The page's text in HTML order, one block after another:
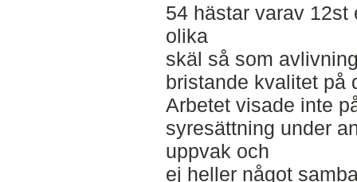
54 hästar varav
olika
skäl så som
bristande kvalitet på
Arbetet visade inte
syresättning under
uppvak och
ej heller något